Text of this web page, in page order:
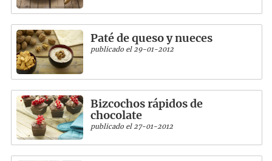
Paté de queso y nueces
publicado el 29-01-2012
Bizcochos rápidos de
chocolate
publicado el 27-01-2012